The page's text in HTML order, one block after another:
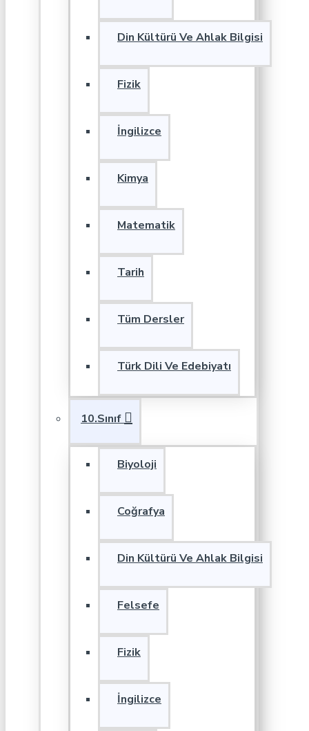
Din Kültürü Ve Ahlak Bilgisi
Fizik
İngilizce
Kimya
Matematik
Tarih
Tüm Dersler
Türk Dili Ve Edebiyatı
10.Sınıf
Biyoloji
Coğrafya
Din Kültürü Ve Ahlak Bilgisi
Felsefe
Fizik
İngilizce